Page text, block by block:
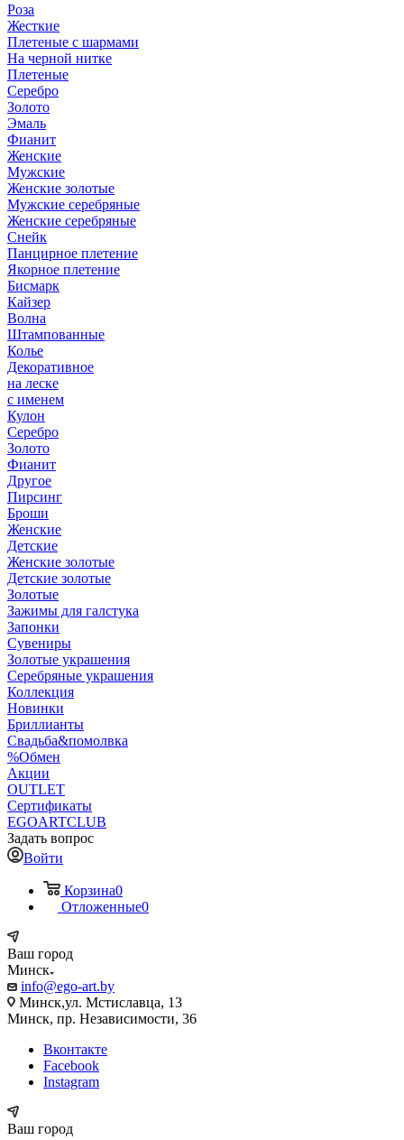
Роза
Жесткие
Плетеные с шармами
На черной нитке
Плетеные
Серебро
Золото
Эмаль
Фианит
Женские
Мужские
Женские золотые
Мужские серебряные
Женские серебряные
Снейк
Панцирное плетение
Якорное плетение
Бисмарк
Кайзер
Волна
Штампованные
Колье
Декоративное
на леске
с именем
Кулон
Серебро
Золото
Фианит
Другое
Пирсинг
Броши
Женские
Детские
Женские золотые
Детские золотые
Золотые
Зажимы для галстука
Запонки
Сувениры
Золотые украшения
Серебряные украшения
Коллекция
Новинки
Бриллианты
Свадьба&помолвка
%Обмен
Акции
OUTLET
Сертификаты
EGOARTCLUB
Задать вопрос
Войти
Корзина0
Отложенные0
Ваш город
Минск
info@ego-art.by
Минск,ул. Мстиславца, 13
Минск, пр. Независимости, 36
Вконтакте
Facebook
Instagram
Ваш город